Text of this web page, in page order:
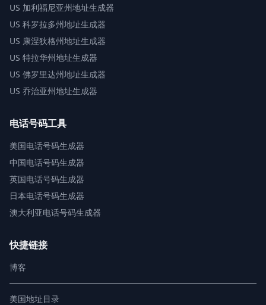
US 加利福尼亚州地址生成器
US 科罗拉多州地址生成器
US 康涅狄格州地址生成器
US 特拉华州地址生成器
US 佛罗里达州地址生成器
US 乔治亚州地址生成器
电话号码工具
美国电话号码生成器
中国电话号码生成器
英国电话号码生成器
日本电话号码生成器
澳大利亚电话号码生成器
快捷链接
博客
美国地址目录